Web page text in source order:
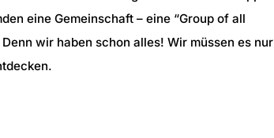
eine Gemeinschaft – eine “Group of all
Denn wir haben schon alles! Wir müssen es nur